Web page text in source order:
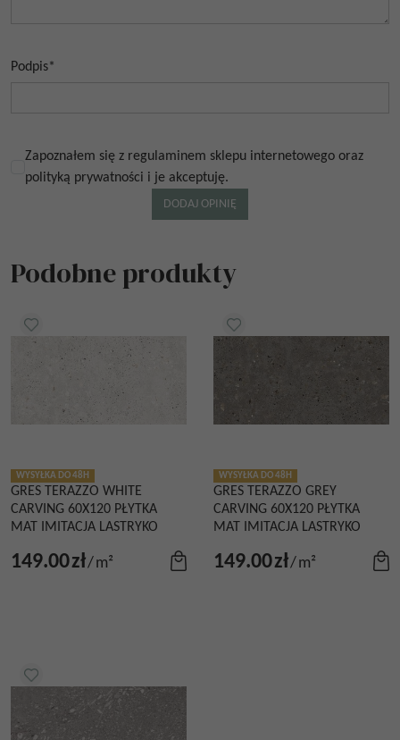
Podpis*
Zapoznałem się z regulaminem sklepu internetowego oraz
polityką prywatności i je akceptuję.
Podobne produkty
WYSYŁKA DO 48H
GRES TERAZZO WHITE
CARVING 60X120 PŁYTKA
MAT IMITACJA LASTRYKO
149.00zł/ m²
WYSYŁKA DO 48H
GRES TERAZZO GREY
CARVING 60X120 PŁYTKA
MAT IMITACJA LASTRYKO
149.00zł/ m²